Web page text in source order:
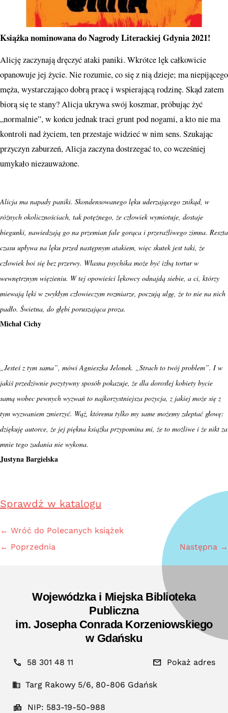
Książka nominowana do Nagrody Literackiej Gdynia 2021!
Alicję zaczynają dręczyć ataki paniki. Wkrótce lęk całkowicie
opanowuje jej życie. Nie rozumie, co się z nią dzieje; ma niepijącego
męża, wystarczająco dobrą pracę i wspierającą rodzinę. Skąd zatem
biorą się te stany? Alicja ukrywa swój koszmar, próbując żyć
„normalnie”, w końcu jednak traci grunt pod nogami, a kto nie ma
kontroli nad życiem, ten przestaje widzieć w nim sens. Szukając
przyczyn zaburzeń, Alicja zaczyna dostrzegać to, co wcześniej
umykało niezauważone.
Alicja ma napady paniki. Skondensowanego lęku uderzającego znikąd, w
różnych okolicznościach, tak potężnego, że człowiek wymiotuje, dostaje
biegunki, nawiedzają go na przemian fale gorąca i przeraźliwego zimna. Reszta
czasu upływa na lęku przed następnym atakiem, więc skutek jest taki, że
człowiek boi się bez przerwy. Własna psychika może być izbą tortur w
wewnętrznym więzieniu. W tej opowieści lękowcy odnajdą siebie, a ci, którzy
miewają lęki w zwykłym człowieczym rozmiarze, poczują ulgę, że to nie na nich
padło. Świetna, do głębi poruszająca proza.
Michał Cichy
„Jesteś z tym sama”, mówi Agnieszka Jelonek. „Strach to twój problem”. I w
jakiś przedziwnie pozytywny sposób pokazuje, że dla dorosłej kobiety bycie
samą wobec pewnych wyzwań to najkorzystniejsza pozycja, z jakiej może się z
tym wyzwaniem zmierzyć. Wąż, któremu tylko my same możemy zdeptać głowę:
dziękuję autorce, że jej piękna książka przypomina mi, że to możliwe i że nikt za
mnie tego zadania nie wykona.
Justyna Bargielska
Sprawdź w katalogu
← Wróć do Polecanych książek
← Poprzednia
Następna →
Wojewódzka i Miejska Biblioteka
Publiczna
im. Josepha Conrada Korzeniowskiego
w Gdańsku
58 301 48 11 Pokaż adres
Targ Rakowy 5/6, 80-806 Gdańsk
NIP: 583-19-50-988